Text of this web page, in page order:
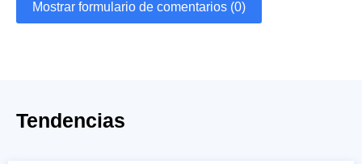
Mostrar formulario de comentarios (0)
Tendencias